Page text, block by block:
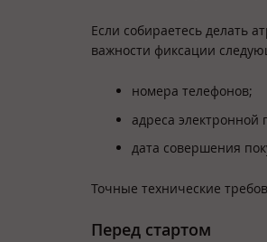
Если собираетесь делать
важности фиксации
номера телефонов;
адреса электронной
дата совершения
Точные технические
Перед стартом